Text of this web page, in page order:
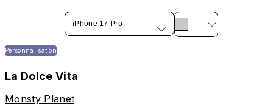
iPhone 17 Pro
Personnalisation
La Dolce Vita
Monsty Planet